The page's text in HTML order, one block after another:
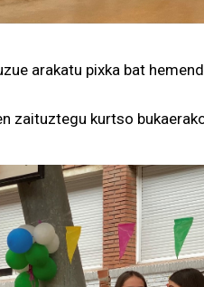
arakatu pixka bat
zaituztegu kurtso